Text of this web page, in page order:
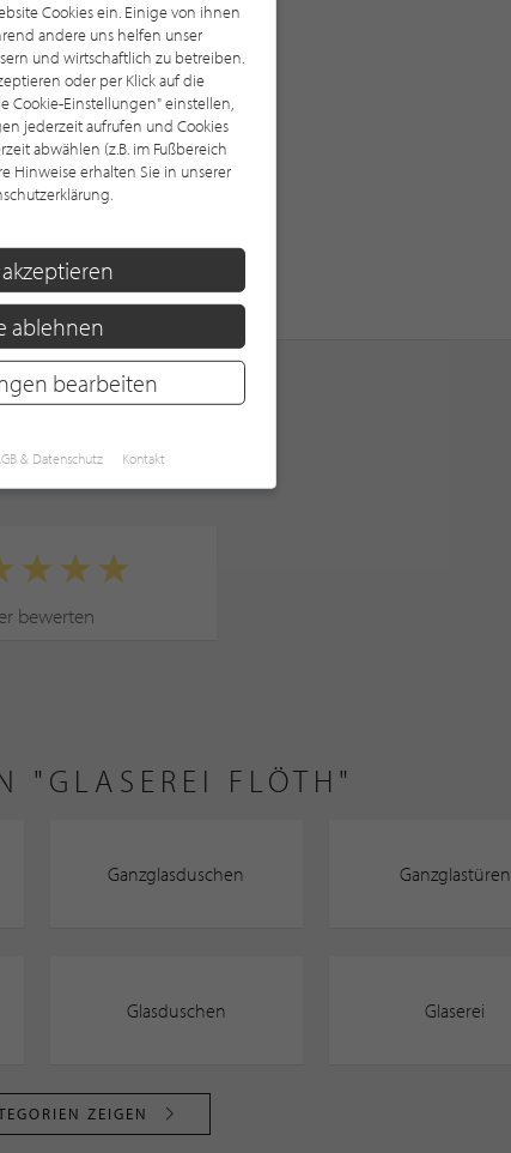
bewerten
"GLASEREI FLÖTH"
Ganzglasduschen Ganzglastüren
Glasduschen Glaserei
ZEIGEN
Cookies ein. Einige von ihnen
andere uns helfen unser
und wirtschaftlich zu betreiben.
oder per Klick auf die
Cookie-Einstellungen" einstellen,
jederzeit aufrufen und Cookies
abwählen (z.B. im Fußbereich
Hinweise erhalten Sie in unserer
ablehnen
bearbeiten
& Datenschutz Kontakt